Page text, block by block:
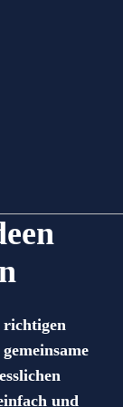
richtigen
und